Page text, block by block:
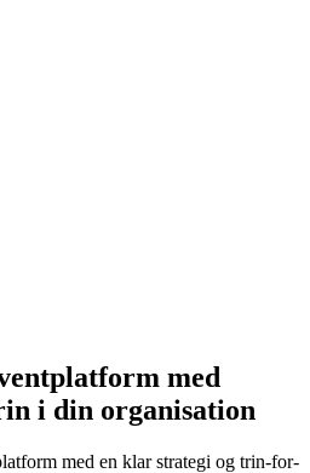
med
i din organisation
med en klar strategi og trin-for-